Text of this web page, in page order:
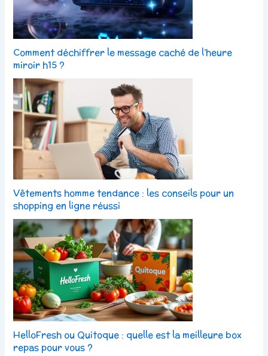
Comment déchiffrer le message caché de l’heure
miroir h15 ?
Vêtements homme tendance : les conseils pour un
shopping en ligne réussi
HelloFresh ou Quitoque : quelle est la meilleure box
repas pour vous ?